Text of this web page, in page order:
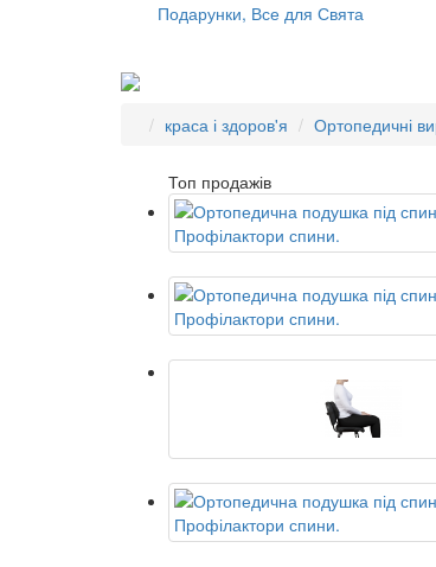
Подарунки, Все для Свята
краса і здоров'я Ортопедичні
Топ продажів